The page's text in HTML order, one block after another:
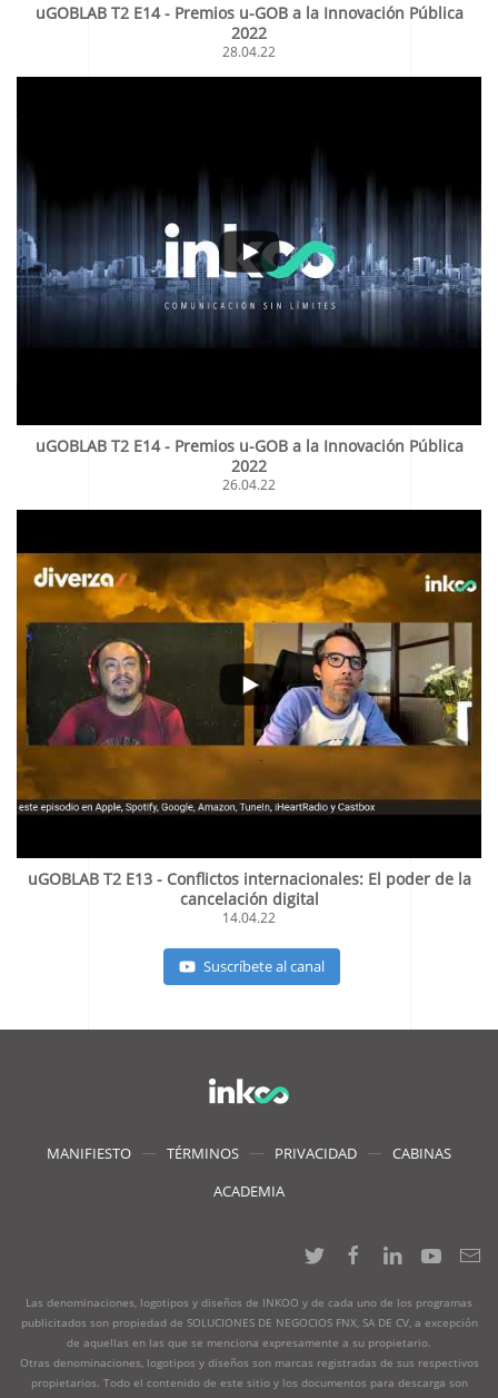
uGOBLAB T2 E14 - Premios u-GOB a la Innovación Pública
2022
28.04.22
uGOBLAB T2 E14 - Premios u-GOB a la Innovación Pública
2022
26.04.22
uGOBLAB T2 E13 - Conflictos internacionales: El poder de la
cancelación digital
14.04.22
Suscríbete al canal
MANIFIESTO TÉRMINOS PRIVACIDAD
CABINAS
ACADEMIA
Las denominaciones, logotipos y diseños de INKOO y de cada uno de los programas
publicitados son propiedad de SOLUCIONES DE NEGOCIOS FNX, SA DE CV, a excepción
de aquellas en las que se menciona expresamente a su propietario.
Otras denominaciones, logotipos y diseños son marcas registradas de sus respectivos
propietarios. Todo el contenido de este sitio y los documentos para descarga son